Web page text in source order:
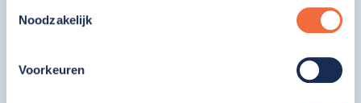
Noodzakelijk
Voorkeuren